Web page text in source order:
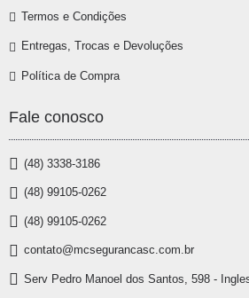
Termos e Condições
Entregas, Trocas e Devoluções
Política de Compra
Fale conosco
(48) 3338-3186
(48) 99105-0262
(48) 99105-0262
contato@mcsegurancasc.com.br
Serv Pedro Manoel dos Santos, 598 -